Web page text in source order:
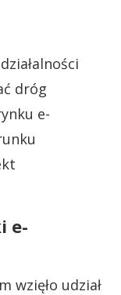
dróg
e-
e-
wzięło udział